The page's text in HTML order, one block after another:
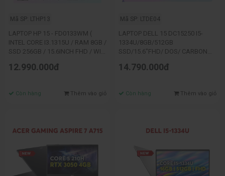
Mã SP: LTHP13
LAPTOP HP 15 - FD0133WM (
INTEL CORE I3.1315U / RAM 8GB /
SSD 256GB / 15.6INCH FHD / WIN
12.990.000đ
Còn hàng Thêm vào giỏ
Mã SP: LTDE04
LAPTOP DELL 15 DC15250 I5-
1334U/8GB/512GB
SSD/15.6"FHD/ DOS/ CARBON
14.790.000đ
Còn hàng Thêm vào giỏ